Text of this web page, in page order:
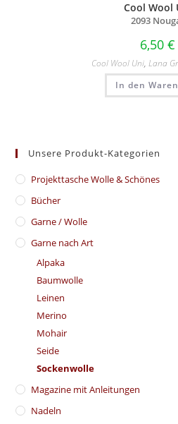
Cool Wool
2093
6,50 €
Cool Wool Uni, Lana
In den
Unsere Produkt-Kategorien
​Projekttasche Wolle & Schönes
Bücher
Garne / Wolle
Garne nach Art
Alpaka
Baumwolle
Leinen
Merino
Mohair
Seide
Sockenwolle
Magazine mit Anleitungen
Nadeln